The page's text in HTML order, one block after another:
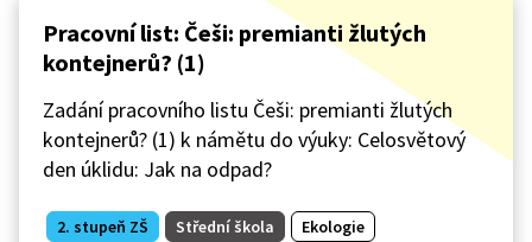
Pracovní list: Češi: premianti žlutých
kontejnerů? (1)
Zadání pracovního listu Češi: premianti žlutých
kontejnerů? (1) k námětu do výuky: Celosvětový
den úklidu: Jak na odpad?
2. stupeň ZŠ Střední škola Ekologie